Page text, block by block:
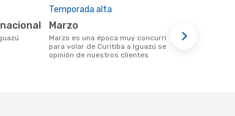
Temporada alta
marzo
marzo es una época muy concurrida
para volar de Curitiba a Iguazú según la
opinión de nuestros clientes